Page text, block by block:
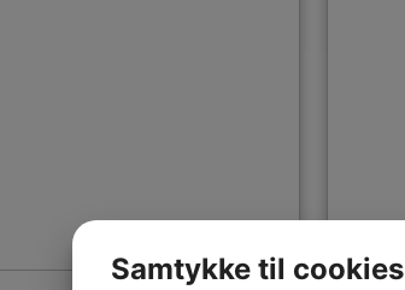
Samtykke til cookies